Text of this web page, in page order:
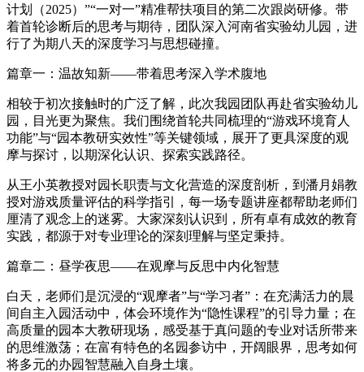
计划（2025）”“一对一”精准帮扶项目的第二次跟岗研修。带
着首轮诊断后的思考与期待，团队深入河南省实验幼儿园，进
行了为期八天的深度学习与思想碰撞。
篇章一：温故知新——带着思考深入学术腹地
相较于初次接触时的广泛了解，此次我园团队再赴省实验幼儿
园，目光更为聚焦。我们围绕首轮共同梳理的“游戏环境育人
功能”与“园本教研实效性”等关键领域，展开了更具深度的观
摩与探讨，以期深化认识、探索实践路径。
从王小英教授对园长职责与文化营造的深度剖析，到潘月娟教
授对游戏质量评估的科学指引，每一场专题讲座都帮助老师们
厘清了观念上的迷雾。大家深刻认识到，所有卓有成效的教育
实践，都源于对专业理论的深刻理解与坚定秉持。
篇章二：昼学夜思——在观摩与反思中内化智慧
白天，老师们是沉浸的“观摩者”与“学习者”：在充满活力的晨
间自主入园活动中，体会环境作为“隐性课程”的引导力量；在
高质量的园本大教研现场，感受基于真问题的专业对话所带来
的思维激荡；在富有特色的名园参访中，开阔眼界，思考如何
将多元的办园智慧融入自身土壤。